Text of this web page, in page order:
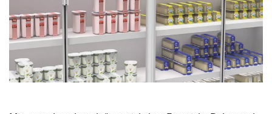
Companies
HfG-Network
Downloads
Information Events